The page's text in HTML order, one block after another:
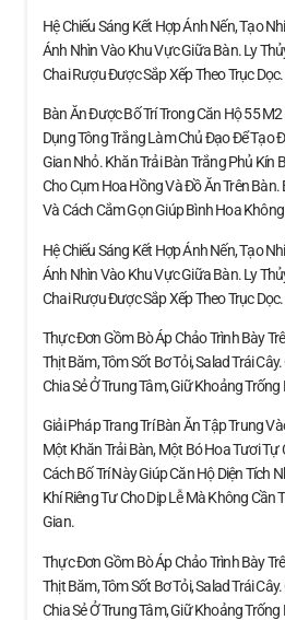
Hệ Chiếu Sáng Kết Hợp Ánh Nến, Tạo
Ánh Nhìn Vào Khu Vực Giữa Bàn. Ly
Chai Rượu Được Sắp Xếp Theo Trục Dọc.
Bàn Ăn Được Bố Trí Trong Căn Hộ 55
Dụng Tông Trắng Làm Chủ Đạo Để Tạo
Gian Nhỏ. Khăn Trải Bàn Trắng Phủ Kín
Cho Cụm Hoa Hồng Và Đồ Ăn Trên Bàn.
Và Cách Cắm Gọn Giúp Bình Hoa
Hệ Chiếu Sáng Kết Hợp Ánh Nến, Tạo
Ánh Nhìn Vào Khu Vực Giữa Bàn. Ly
Chai Rượu Được Sắp Xếp Theo Trục Dọc.
Thực Đơn Gồm Bò Áp Chảo Trình Bày
Thịt Băm, Tôm Sốt Bơ Tỏi, Salad Trái
Chia Sẻ Ở Trung Tâm, Giữ Khoảng Trống
Giải Pháp Trang Trí Bàn Ăn Tập Trung
Một Khăn Trải Bàn, Một Bó Hoa Tươi Tự
Cách Bố Trí Này Giúp Căn Hộ Diện Tích
Khí Riêng Tư Cho Dịp Lễ Mà Không Cần
Gian.
Thực Đơn Gồm Bò Áp Chảo Trình Bày
Thịt Băm, Tôm Sốt Bơ Tỏi, Salad Trái
Chia Sẻ Ở Trung Tâm, Giữ Khoảng Trống